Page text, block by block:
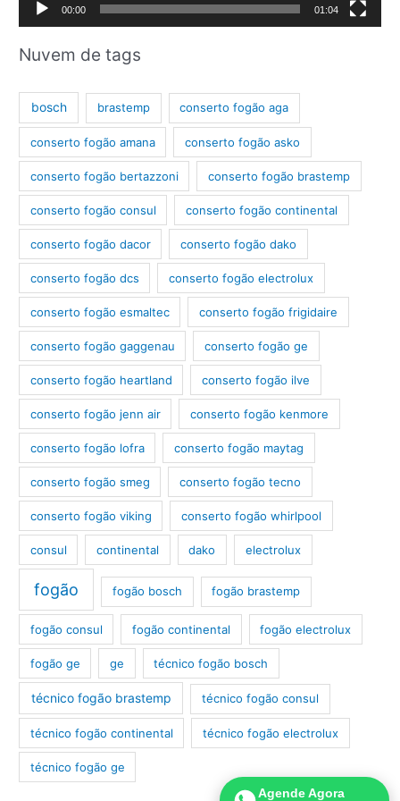
e
v
e
00:00 01:04
Nuvem de tags
bosch brastemp conserto fogão aga
conserto fogão amana conserto fogão asko
conserto fogão bertazzoni conserto fogão brastemp
conserto fogão consul conserto fogão continental
conserto fogão dacor conserto fogão dako
conserto fogão dcs conserto fogão electrolux
conserto fogão esmaltec conserto fogão frigidaire
conserto fogão gaggenau conserto fogão ge
conserto fogão heartland conserto fogão ilve
conserto fogão jenn air conserto fogão kenmore
conserto fogão lofra conserto fogão maytag
conserto fogão smeg conserto fogão tecno
conserto fogão viking conserto fogão whirlpool
consul continental dako electrolux
fogão fogão bosch fogão brastemp
fogão consul fogão continental fogão electrolux
fogão ge ge técnico fogão bosch
técnico fogão brastemp técnico fogão consul
técnico fogão continental técnico fogão electrolux
técnico fogão ge
Agende Agora